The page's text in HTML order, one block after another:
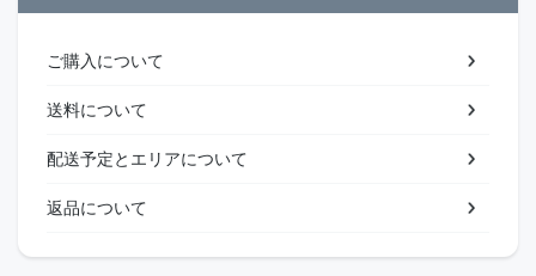
ご購入について
送料について
配送予定とエリアについて
返品について